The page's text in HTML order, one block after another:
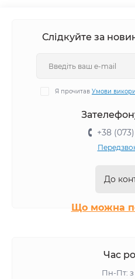
Слідкуйте за
Я прочитав Умови
+38
До
Що можна
Час
Пн-Пт: з